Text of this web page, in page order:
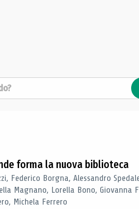
forma la nuova biblioteca
Federico Borgna, Alessandro
Magnano, Lorella Bono, Giovanna
Michela Ferrero